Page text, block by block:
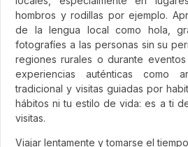
hombros y rodillas por ejemplo.
de la lengua local como hola,
fotografíes a las personas sin su
regiones rurales o durante
experiencias auténticas como
tradicional y visitas guiadas por
hábitos ni tu estilo de vida: es a ti
visitas.
Viajar lentamente y tomarse el tiempo